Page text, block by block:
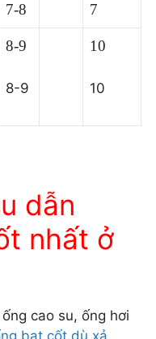
7-8 7
8-9
8-9
10
10
dẫn
nhất ở
cao su, ống hơi
bạt cốt dù xả